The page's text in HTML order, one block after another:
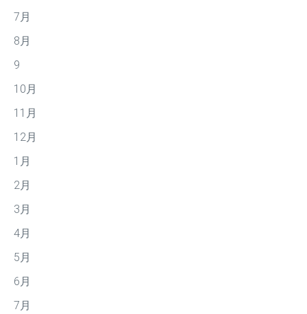
7月
8月
9
10月
11月
12月
1月
2月
3月
4月
5月
6月
7月